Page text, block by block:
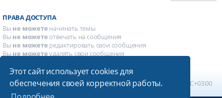
Этот сайт использует cookies для
обеспечения своей корректной работы.
ПРАВА ДОСТУПА
Вы не можете начинать темы
Вы не можете отвечать на сообщения
Вы не можете редактировать свои сообщения
Вы не можетеудалять свои сообщения
Главная Список форумов Часовой пояс: UTC+03:00